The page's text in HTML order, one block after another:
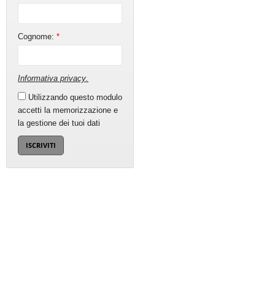
Cognome:*
Informativa privacy
Utilizzando questo modulo
accetti la memorizzazione e
la gestione dei tuoi dati